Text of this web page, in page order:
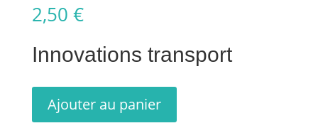
2,50 €
Innovations transport
Ajouter au panier